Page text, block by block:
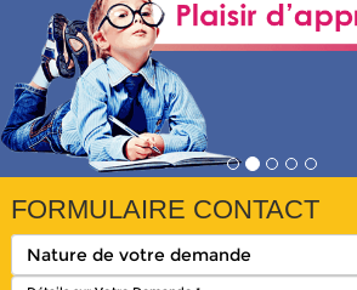
FORMULAIRE CONTACT
Nature de votre demande